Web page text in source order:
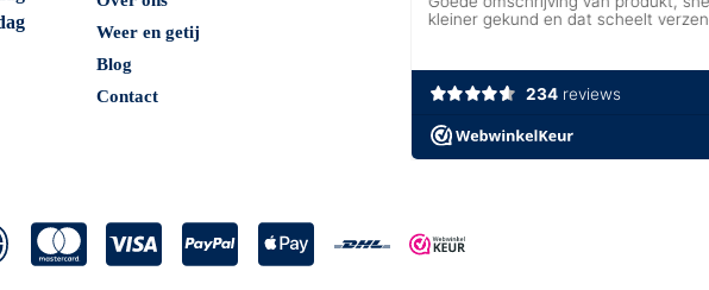
Weer en getij
Blog
Contact